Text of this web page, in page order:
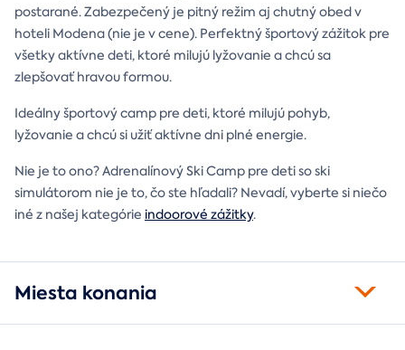
postarané. Zabezpečený je pitný režim aj chutný obed v
hoteli Modena (nie je v cene). Perfektný športový zážitok pre
všetky aktívne deti, ktoré milujú lyžovanie a chcú sa
zlepšovať hravou formou.
Ideálny športový camp pre deti, ktoré milujú pohyb,
lyžovanie a chcú si užiť aktívne dni plné energie.
Nie je to ono? Adrenalínový Ski Camp pre deti so ski
simulátorom nie je to, čo ste hľadali? Nevadí, vyberte si niečo
iné z našej kategórie indoorové zážitky.
Miesta konania